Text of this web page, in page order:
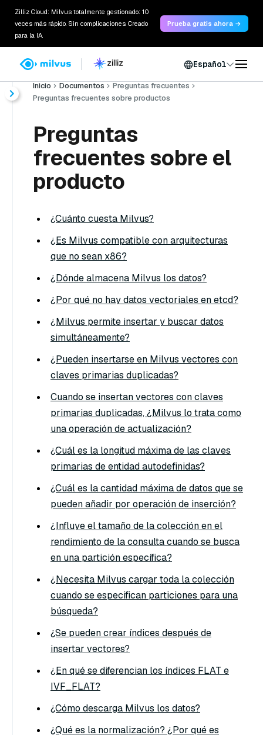
Zilliz Cloud: Milvus totalmente gestionado: 10
veces más rápido. Sin complicaciones. Creado
para la IA.
Prueba gratis ahora →
Español
Inicio Documentos
Preguntas frecuentes
Preguntas frecuentes sobre productos
Preguntas
frecuentes sobre el
producto
¿Cuánto cuesta Milvus?
¿Es Milvus compatible con arquitecturas
que no sean x86?
¿Dónde almacena Milvus los datos?
¿Por qué no hay datos vectoriales en etcd?
¿Milvus permite insertar y buscar datos
simultáneamente?
¿Pueden insertarse en Milvus vectores con
claves primarias duplicadas?
Cuando se insertan vectores con claves
primarias duplicadas, ¿Milvus lo trata como
una operación de actualización?
¿Cuál es la longitud máxima de las claves
primarias de entidad autodefinidas?
¿Cuál es la cantidad máxima de datos que se
pueden añadir por operación de inserción?
¿Influye el tamaño de la colección en el
rendimiento de la consulta cuando se busca
en una partición específica?
¿Necesita Milvus cargar toda la colección
cuando se especifican particiones para una
búsqueda?
¿Se pueden crear índices después de
insertar vectores?
¿En qué se diferencian los índices FLAT e
IVF_FLAT?
¿Cómo descarga Milvus los datos?
¿Qué es la normalización? ¿Por qué es